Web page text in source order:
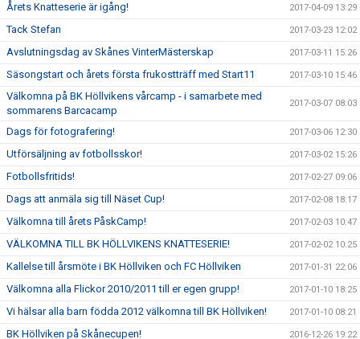
Årets Knatteserie är igång! 2017-04-09 13:29
Tack Stefan 2017-03-23 12:02
Avslutningsdag av Skånes VinterMästerskap 2017-03-11 15:26
Säsongstart och årets första frukostträff med Start11 2017-03-10 15:46
Välkomna på BK Höllvikens vårcamp - i samarbete med
sommarens Barcacamp
2017-03-07 08:03
Dags för fotografering! 2017-03-06 12:30
Utförsäljning av fotbollsskor! 2017-03-02 15:26
Fotbollsfritids! 2017-02-27 09:06
Dags att anmäla sig till Näset Cup! 2017-02-08 18:17
Välkomna till årets PåskCamp! 2017-02-03 10:47
VÄLKOMNA TILL BK HÖLLVIKENS KNATTESERIE! 2017-02-02 10:25
Kallelse till årsmöte i BK Höllviken och FC Höllviken 2017-01-31 22:06
Välkomna alla Flickor 2010/2011 till er egen grupp! 2017-01-10 18:25
Vi hälsar alla barn födda 2012 välkomna till BK Höllviken! 2017-01-10 08:21
BK Höllviken på Skånecupen! 2016-12-26 19:22